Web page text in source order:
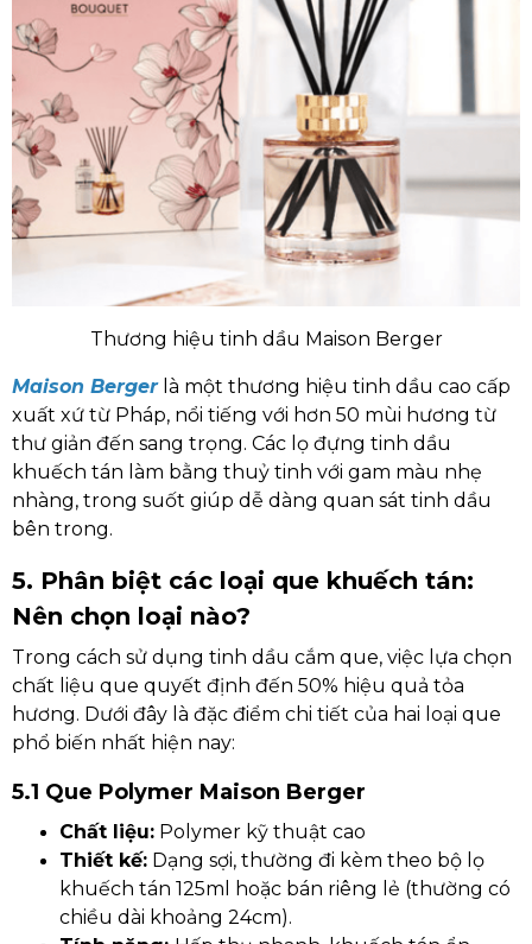
Thương hiệu tinh dầu Maison Berger
Maison Bergerlà một thương hiệu tinh dầu cao cấp
xuất xứ từ Pháp, nổi tiếng với hơn 50 mùi hương từ
thư giản đến sang trọng. Các lọ đựng tinh dầu
khuếch tán làm bằng thuỷ tinh với gam màu nhẹ
nhàng, trong suốt giúp dễ dàng quan sát tinh dầu
bên trong.
5. Phân biệt các loại que khuếch tán:
Nên chọn loại nào?
Trong cách sử dụng tinh dầu cắm que, việc lựa chọn
chất liệu que quyết định đến 50% hiệu quả tỏa
hương. Dưới đây là đặc điểm chi tiết của hai loại que
phổ biến nhất hiện nay:
5.1 Que Polymer Maison Berger
Chất liệu: Polymer kỹ thuật cao
Thiết kế: Dạng sợi, thường đi kèm theo bộ lọ
khuếch tán 125ml hoặc bán riêng lẻ (thường có
chiều dài khoảng 24cm).